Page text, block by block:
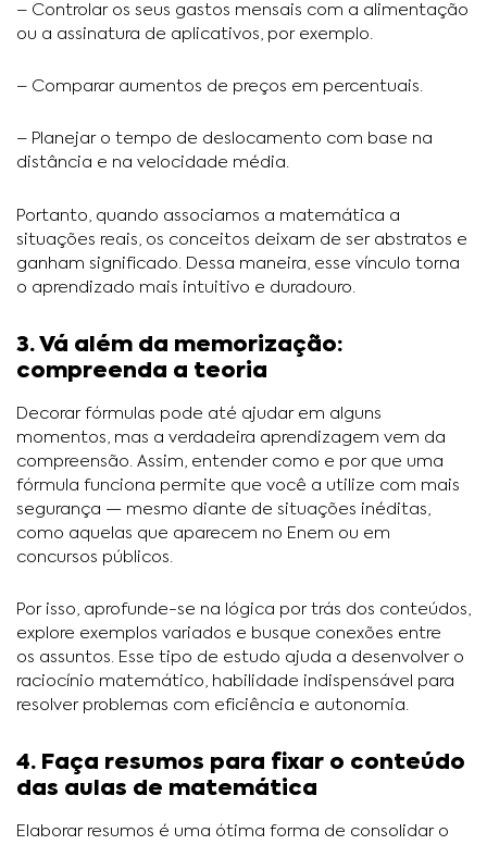
– Controlar os seus gastos mensais com a alimentação
ou a assinatura de aplicativos, por exemplo.
– Comparar aumentos de preços em percentuais.
– Planejar o tempo de deslocamento com base na
distância e na velocidade média.
Portanto, quando associamos a matemática a
situações reais, os conceitos deixam de ser abstratos e
ganham significado. Dessa maneira, esse vínculo torna
o aprendizado mais intuitivo e duradouro.
3. Vá além da memorização:
compreenda a teoria
Decorar fórmulas pode até ajudar em alguns
momentos, mas a verdadeira aprendizagem vem da
compreensão. Assim, entender como e por que uma
fórmula funciona permite que você a utilize com mais
segurança — mesmo diante de situações inéditas,
como aquelas que aparecem no Enem ou em
concursos públicos.
Por isso, aprofunde-se na lógica por trás dos conteúdos,
explore exemplos variados e busque conexões entre
os assuntos. Esse tipo de estudo ajuda a desenvolver o
raciocínio matemático, habilidade indispensável para
resolver problemas com eficiência e autonomia.
4. Faça resumos para fixar o conteúdo
das aulas de matemática
Elaborar resumos é uma ótima forma de consolidar o